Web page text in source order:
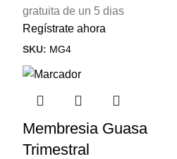
gratuita de un 5 dias
Regístrate ahora
SKU: MG4
Membresia Guasa
Trimestral